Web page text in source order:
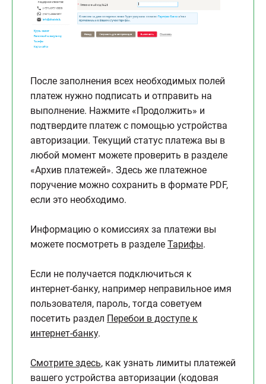
После заполнения всех необходимых полей
платеж нужно подписать и отправить на
выполнение. Нажмите «Продолжить» и
подтвердите платеж с помощью устройства
авторизации. Текущий статус платежа вы в
любой момент можете проверить в разделе
«Архив платежей». Здесь же платежное
поручение можно сохранить в формате PDF,
если это необходимо.
Информацию о комиссиях за платежи вы
можете посмотреть в разделе Тарифы.
Если не получается подключиться к
интернет-банку, например неправильное имя
пользователя, пароль, тогда советуем
посетить раздел Перебои в доступе к
интернет-банку.
Смотрите здесь, как узнать лимиты платежей
вашего устройства авторизации (кодовая